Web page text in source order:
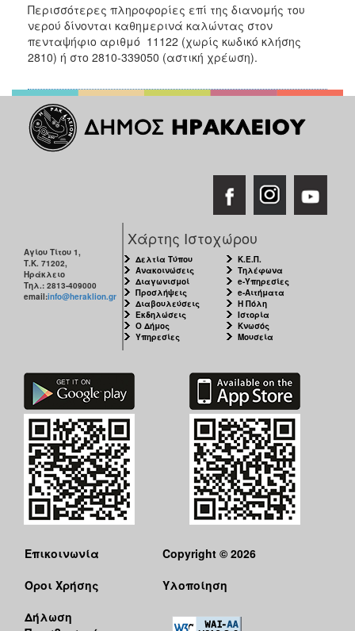
Περισσότερες πληροφορίες επί της διανομής του
νερού δίνονται καθημερινά καλώντας στον
πενταψήφιο αριθμό 11122 (χωρίς κωδικό κλήσης
2810) ή στο 2810-339050 (αστική χρέωση).
Αγίου Τίτου 1,
Τ.Κ. 71202,
Ηράκλειο
Τηλ.: 2813-409000
email:info@heraklion.gr
Χάρτης Ιστοχώρου
Δελτία Τύπου
Ανακοινώσεις
Διαγωνισμοί
Προσλήψεις
Διαβουλεύσεις
Εκδηλώσεις
Ο Δήμος
Υπηρεσίες
Κ.Ε.Π.
Τηλέφωνα
e-Υπηρεσίες
e-Αιτήματα
Η Πόλη
Ιστορία
Κνωσός
Μουσεία
Επικοινωνία
Όροι Χρήσης
Δήλωση
Copyright © 2026
Υλοποίηση